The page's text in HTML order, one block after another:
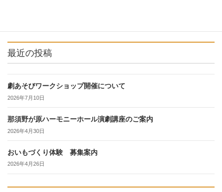
最近の投稿
劇あそびワークショップ開催について
2026年7月10日
那須野が原ハーモニーホール演劇講座のご案内
2026年4月30日
おいもづくり体験 募集案内
2026年4月26日